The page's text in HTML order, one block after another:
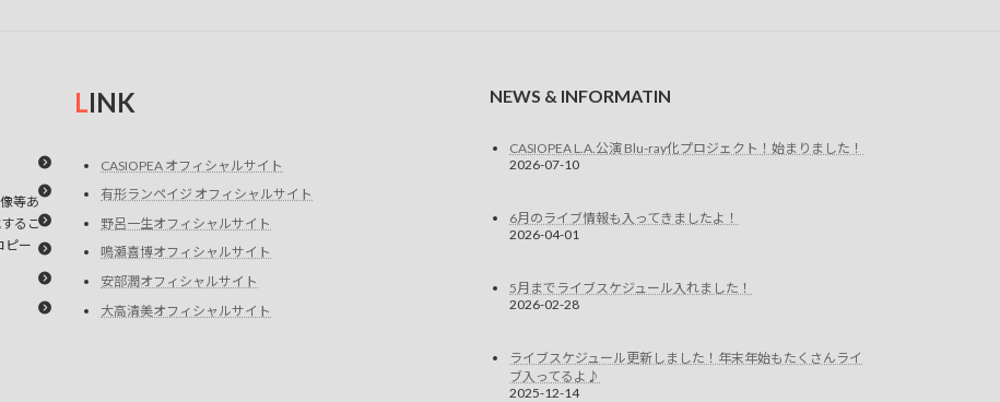
等あ
るこ
ピー
LINK
CASIOPEA オフィシャルサイト
有形ランペイジ オフィシャルサイト
野呂一生オフィシャルサイト
鳴瀬喜博オフィシャルサイト
安部潤オフィシャルサイト
大高清美オフィシャルサイト
NEWS & INFORMATIN
CASIOPEA L.A.公演 Blu-ray化プロジェクト！始まりました！
2026-07-10
6月のライブ情報も入ってきましたよ！
2026-04-01
5月までライブスケジュール入れました！
2026-02-28
ライブスケジュール更新しました！年末年始もたくさんライ
ブ入ってるよ♪
2025-12-14